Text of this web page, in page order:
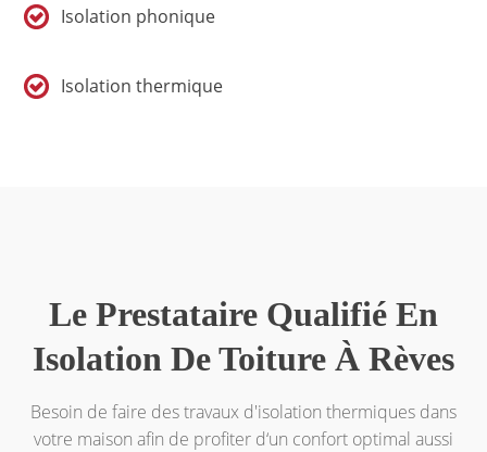
Isolation phonique
Isolation thermique
Le Prestataire Qualifié En
Isolation De Toiture À Rèves
Besoin de faire des travaux d'isolation thermiques dans
votre maison afin de profiter d‘un confort optimal aussi